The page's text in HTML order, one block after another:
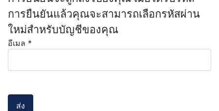
การยืนยันแล้วคุณจะสามารถเลือกรหัสผ่าน
ใหม่สำหรับบัญชีของคุณ
อีเมล *
ส่ง